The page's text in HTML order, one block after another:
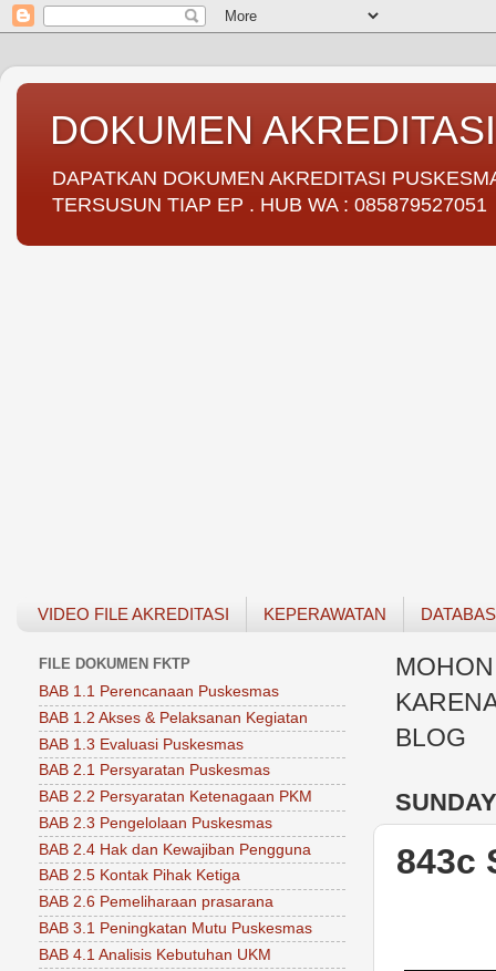
DOKUMEN
DAPATKAN DOKUMEN AKREDITASI
TERSUSUN TIAP EP . HUB WA : 085879527051
VIDEO FILE AKREDITASI KEPERAWATAN
BLOG
843c
FILE DOKUMEN FKTP
BAB 1.1 Perencanaan Puskesmas
BAB 1.2 Akses & Pelaksanan Kegiatan
BAB 1.3 Evaluasi Puskesmas
BAB 2.1 Persyaratan Puskesmas
BAB 2.2 Persyaratan Ketenagaan PKM
BAB 2.3 Pengelolaan Puskesmas
BAB 2.4 Hak dan Kewajiban Pengguna
BAB 2.5 Kontak Pihak Ketiga
BAB 2.6 Pemeliharaan prasarana
BAB 3.1 Peningkatan Mutu Puskesmas
BAB 4.1 Analisis Kebutuhan UKM